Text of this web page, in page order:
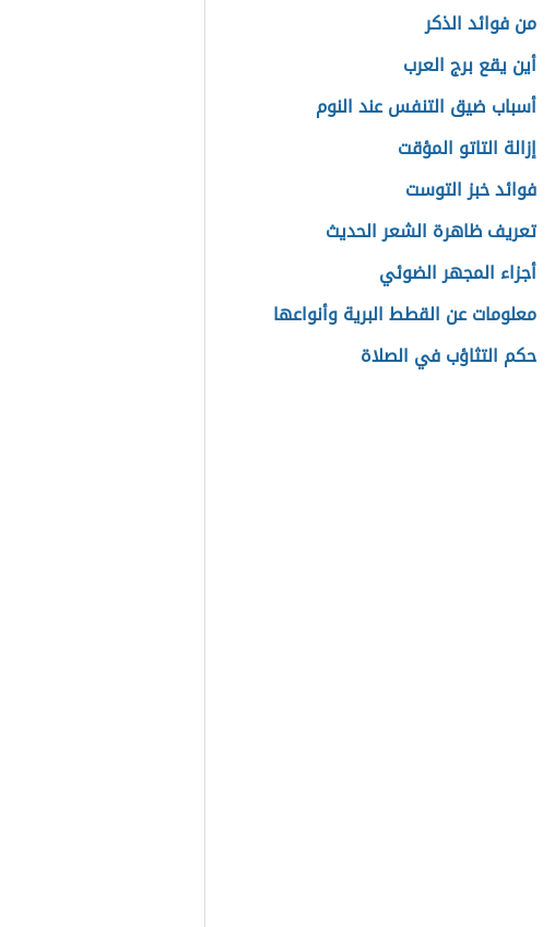
من فوائد الذكر
أين يقع برج العرب
أسباب ضيق التنفس عند النوم
إزالة التاتو المؤقت
فوائد خبز التوست
تعريف ظاهرة الشعر الحديث
أجزاء المجهر الضوئي
معلومات عن القطط البرية وأنواعها
حكم التثاؤب في الصلاة